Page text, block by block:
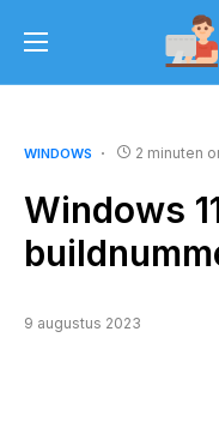
WINDOWS 2 minuten
Windows
9 augustus 2023